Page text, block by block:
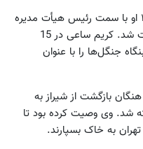
با تأسیس بنگاه جنگل‌ها در سال ۱۳۲۸ او با سمت رئیس هیأت مدیره
و مدیر عامل این بنگاه، مشغول فعالیت شد. کریم ساعی در 15
بنگاه جنگل‌ها را با عنوان
مهندس کریم ساعی 4 دی سال 1331 هنگان بازگشت از شیراز به
شد. وی وصیت کرده بود تا
به خاک بسپارند.